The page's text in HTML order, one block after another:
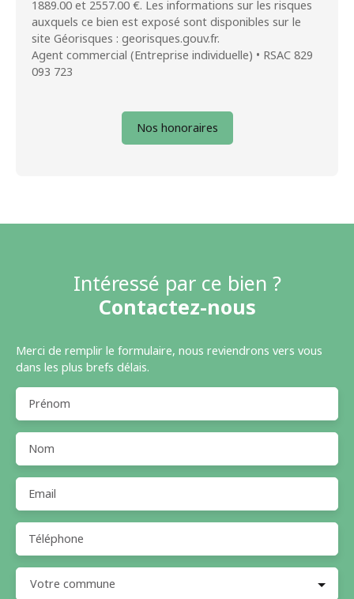
1889.00 et 2557.00 €. Les informations sur les risques
auxquels ce bien est exposé sont disponibles sur le
site Géorisques : georisques.gouv.fr.
Agent commercial (Entreprise individuelle) • RSAC 829
093 723
Nos honoraires
Intéressé par ce bien ?
Contactez-nous
Merci de remplir le formulaire, nous reviendrons vers vous
dans les plus brefs délais.
Prénom
Nom
Email
Téléphone
Votre commune